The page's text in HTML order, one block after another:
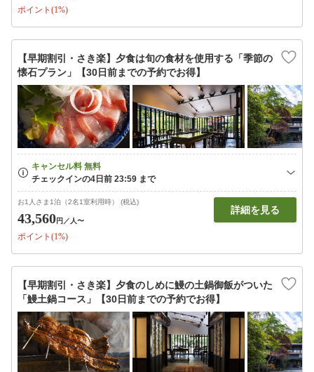
ポイント(1%)
【早期割引・さき楽】夕食は旬の食材を使用する「季節の
懐石プラン」【30日前までの予約でお得】
お1人さま1泊（2名1室利用時） (税込)
43,560円 ／人〜
ポイント(1%)
詳細を見る
【早期割引・さき楽】夕食のしめに鰻の土鍋御飯がついた
「鰻土鍋コース」【30日前までの予約でお得】